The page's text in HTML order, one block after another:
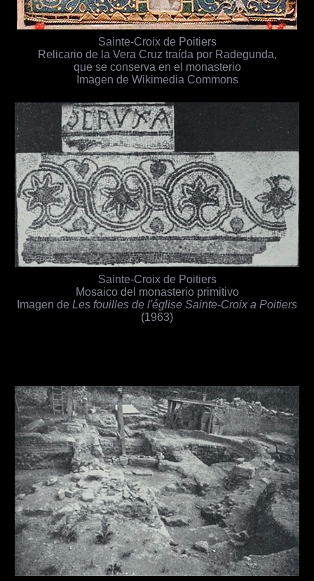
Sainte-Croix de Poitiers
Relicario de la Vera Cruz traída por Radegunda,
que se conserva en el monasterio
Imagen de Wikimedia Commons
Sainte-Croix de Poitiers
Mosaico del monasterio primitivo
Imagen de Les fouilles de l'église Sainte-Croix a Poitiers
(1963)